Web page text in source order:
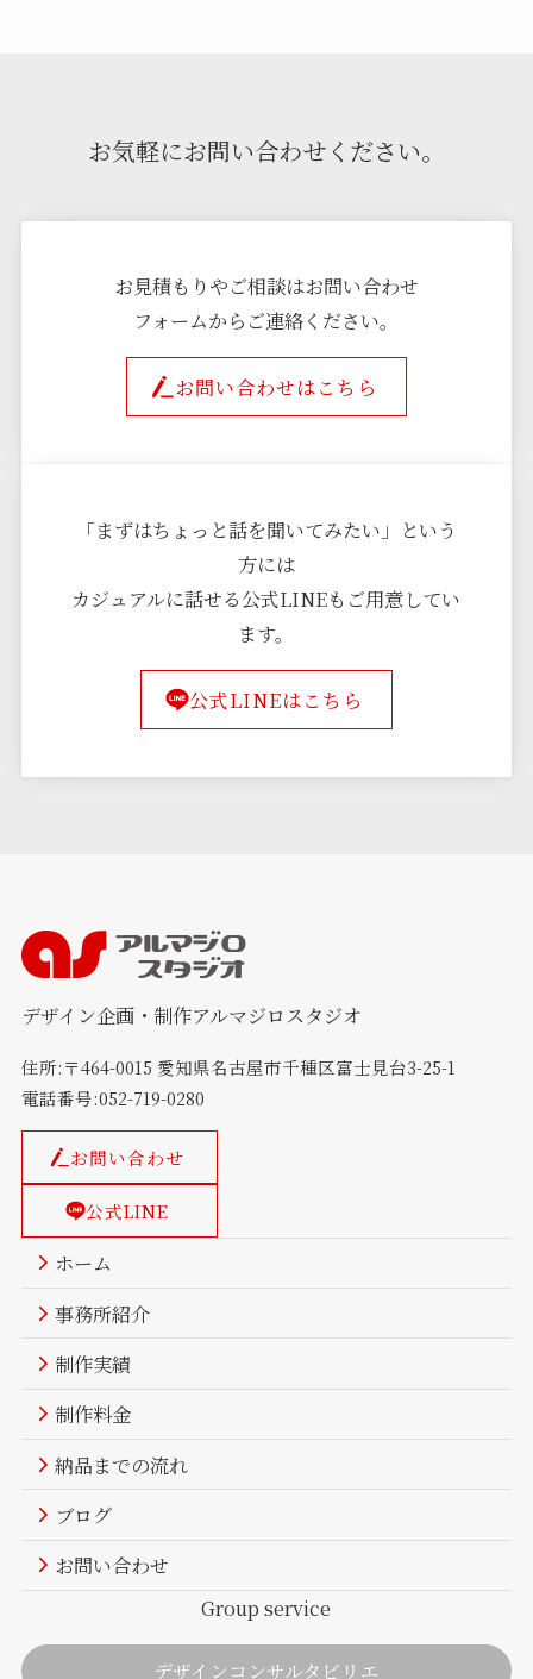
お気軽にお問い合わせください。
お見積もりやご相談はお問い合わせ
フォームからご連絡ください。
お問い合わせはこちら
「まずはちょっと話を聞いてみたい」という
方には
カジュアルに話せる公式LINEもご用意してい
ます。
公式LINEはこちら
デザイン企画・制作アルマジロスタジオ
住所:〒464-0015 愛知県名古屋市千種区富士見台3-25-1
電話番号:052-719-0280
お問い合わせ
公式LINE
ホーム
事務所紹介
制作実績
制作料金
納品までの流れ
ブログ
お問い合わせ
Group service
デザインコンサルタビリエ